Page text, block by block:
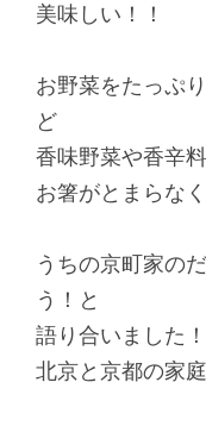
美味しい！！
お野菜をたっぷ
ど
香味野菜や香辛
お箸がとまらな
うちの京町家の
う！と
語り合いました！
北京と京都の家